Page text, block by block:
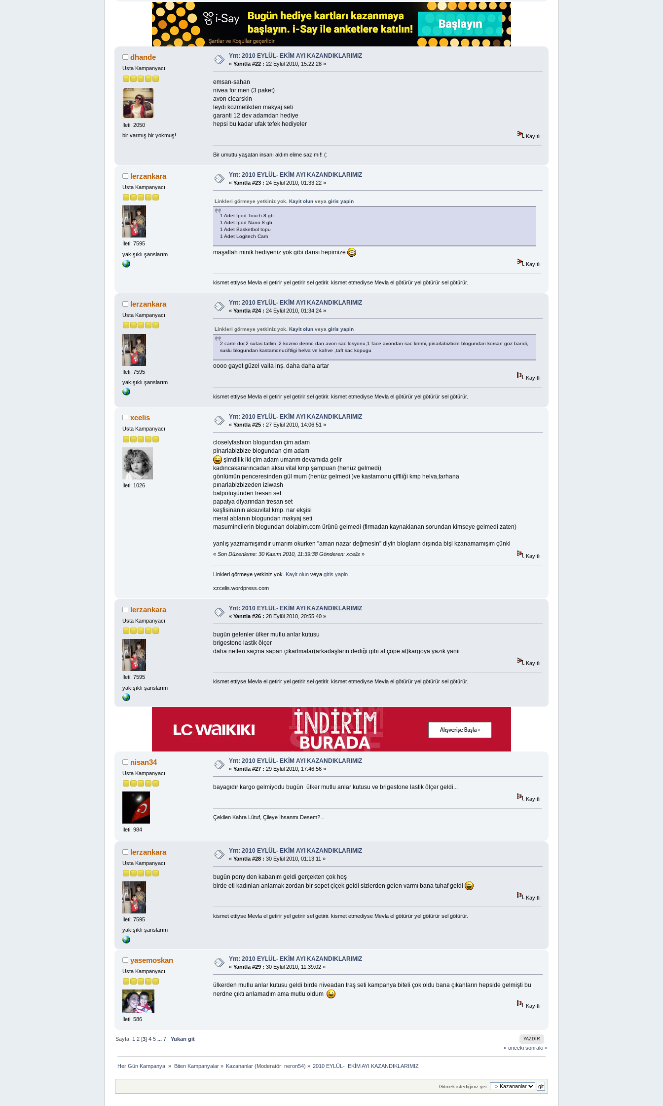
dhande
Usta Kampanyacı
İleti: 2050
bir varmış bir yokmuş!
Ynt: 2010 EYLÜL- EKİM AYI KAZANDIKLARIMIZ
« Yanıtla #22 : 22 Eylül 2010, 15:22:28 »
emsan-sahan
nivea for men (3 paket)
avon clearskin
leydi kozmetikden makyaj seti
garanti 12 dev adamdan hediye
hepsi bu kadar ufak tefek hediyeler
Kayıtlı
Bir umuttu yaşatan insanı aldım elime sazımı!! (:
lerzankara
Usta Kampanyacı
İleti: 7595
yakışıklı şanslarım
Ynt: 2010 EYLÜL- EKİM AYI KAZANDIKLARIMIZ
« Yanıtla #23 : 24 Eylül 2010, 01:33:22 »
Linkleri görmeye yetkiniz yok. Kayit olunveya giris yapin
1 Adet İpod Touch 8 gb
1 Adet İpod Nano 8 gb
1 Adet Basketbol topu
1 Adet Logitech Cam
maşallah minik hediyeniz yok gibi darısı hepimize
Kayıtlı
kismet ettiyse Mevla el getirir yel getirir sel getirir. kismet etmediyse Mevla el götürür yel götürür sel götürür.
lerzankara
Usta Kampanyacı
İleti: 7595
yakışıklı şanslarım
Ynt: 2010 EYLÜL- EKİM AYI KAZANDIKLARIMIZ
« Yanıtla #24 : 24 Eylül 2010, 01:34:24 »
Linkleri görmeye yetkiniz yok. Kayit olunveya giris yapin
2 carte dor,2 sutas tatlim ,2 kozmo dermo dan avon sac losyonu,1 face avondan sac kremi, pinarlabizbize blogundan korsan goz bandi,
suslu blogundan kastamonuciftligi helva ve kahve ,taft sac kopugu
oooo gayet güzel valla inş. daha daha artar
Kayıtlı
kismet ettiyse Mevla el getirir yel getirir sel getirir. kismet etmediyse Mevla el götürür yel götürür sel götürür.
xcelis
Usta Kampanyacı
İleti: 1026
Ynt: 2010 EYLÜL- EKİM AYI KAZANDIKLARIMIZ
« Yanıtla #25 : 27 Eylül 2010, 14:06:51 »
closelyfashion blogundan çim adam
pinarlabizbize blogundan çim adam
şimdilik iki çim adam umarım devamıda gelir
kadıncakararıncadan aksu vital kmp şampuan (henüz gelmedi)
gönlümün penceresinden gül mum (henüz gelmedi )ve kastamonu çiftliği kmp helva,tarhana
pınarlabizbizeden iziwash
balpötüşünden tresan set
papatya diyarından tresan set
keşfisinanın aksuvital kmp. nar ekşisi
meral ablanın blogundan makyaj seti
masumincilerin blogundan dolabim.com ürünü gelmedi (firmadan kaynaklanan sorundan kimseye gelmedi zaten)
yanlış yazmamışımdır umarım okurken "aman nazar değmesin" diyin blogların dışında bişi kzanamamışım çünki
« Son Düzenleme: 30 Kasım 2010, 11:39:38 Gönderen: xcelis» Kayıtlı
Linkleri görmeye yetkiniz yok. Kayit olunveya giris yapin
xzcelis.wordpress.com
lerzankara
Usta Kampanyacı
İleti: 7595
yakışıklı şanslarım
Ynt: 2010 EYLÜL- EKİM AYI KAZANDIKLARIMIZ
« Yanıtla #26 : 28 Eylül 2010, 20:55:40 »
bugün gelenler ülker mutlu anlar kutusu
brigestone lastik ölçer
daha netten saçma sapan çıkartmalar(arkadaşların dediği gibi al çöpe at)kargoya yazık yanii
Kayıtlı
kismet ettiyse Mevla el getirir yel getirir sel getirir. kismet etmediyse Mevla el götürür yel götürür sel götürür.
nisan34
Usta Kampanyacı
İleti: 984
Ynt: 2010 EYLÜL- EKİM AYI KAZANDIKLARIMIZ
« Yanıtla #27 : 29 Eylül 2010, 17:46:56 »
bayagıdır kargo gelmiyodu bugün ülker mutlu anlar kutusu ve brigestone lastik ölçer geldi...
Kayıtlı
Çekilen Kahra Lûtuf, Çileye İhsanmı Desem?...
lerzankara
Usta Kampanyacı
İleti: 7595
yakışıklı şanslarım
Ynt: 2010 EYLÜL- EKİM AYI KAZANDIKLARIMIZ
« Yanıtla #28 : 30 Eylül 2010, 01:13:11 »
bugün pony den kabanım geldi gerçekten çok hoş
birde eti kadınları anlamak zordan bir sepet çiçek geldi sizlerden gelen varmı bana tuhaf geldi
Kayıtlı
kismet ettiyse Mevla el getirir yel getirir sel getirir. kismet etmediyse Mevla el götürür yel götürür sel götürür.
yasemoskan
Usta Kampanyacı
İleti: 586
Ynt: 2010 EYLÜL- EKİM AYI KAZANDIKLARIMIZ
« Yanıtla #29 : 30 Eylül 2010, 11:39:02 »
ülkerden mutlu anlar kutusu geldi birde niveadan traş seti kampanya biteli çok oldu bana çıkanların hepside gelmişti bu
nerdne çıktı anlamadım ama mutlu oldum
Kayıtlı
YAZDIR
Sayfa: 1 2 [3]4 5 ...7
Yukarı git
« önceki sonraki »
Her Gün Kampanya » Biten Kampanyalar» Kazananlar(Moderatör: neron54) » 2010 EYLÜL-  EKİM AYI KAZANDIKLARIMIZ
Gitmek istediğiniz yer: